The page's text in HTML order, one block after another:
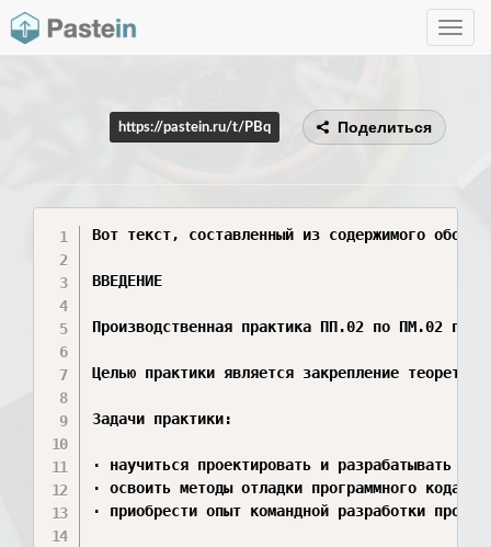
Toggle
https://pastein.ru/t/PBq Поделиться
Вот текст, составленный из содержимого обоих
ВВЕДЕНИЕ
Производственная практика ПП.02 по ПМ.02
Целью практики является закрепление
Задачи практики:
· научиться проектировать и разрабатывать
· освоить методы отладки программного кода,
· приобрести опыт командной разработки